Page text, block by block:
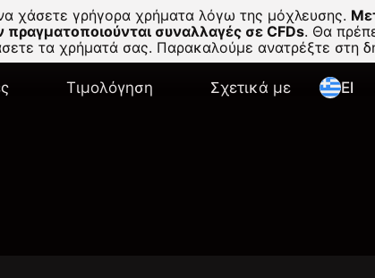
χάσετε γρήγορα χρήματα λόγω της μόχλευσης.
συναλλαγές σε CFDs. Θα
τα χρήματά σας. Παρακαλούμε ανατρέξτε στη
Τιμολόγηση Σχετικά με El